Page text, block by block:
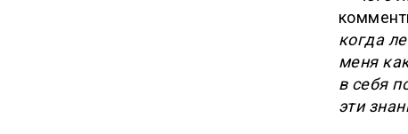
когда
меня
в себя
эти